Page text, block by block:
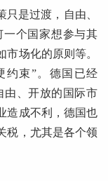
只是过渡，自由、
个国家想参与其
场化的原则等。
约束”。德国已经
由、开放的国际市
造成不利，德国也
税，尤其是各个领